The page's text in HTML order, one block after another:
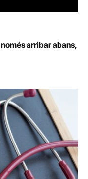
només arribar abans,